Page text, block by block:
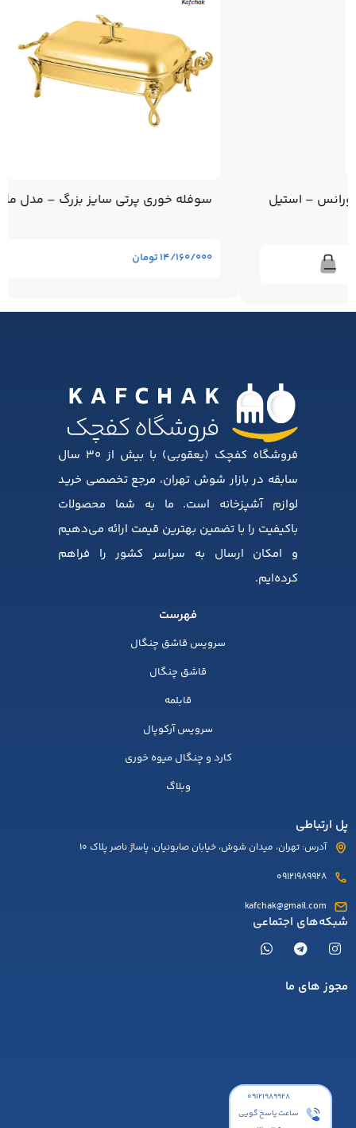
سوفله خوری پرتی سایز بزرگ – مدل ملودی – طلایی
فروشگاه کفچک (یعقوبی) با بیش از ۳۰ سال
سابقه در بازار شوش تهران، مرجع تخصصی خرید
لوازم آشپزخانه است. ما به شما محصولات
باکیفیت را با تضمین بهترین قیمت ارائه می‌دهیم
و امکان ارسال به سراسر کشور را فراهم
کرده‌ایم.
فهرست
سرویس قاشق چنگال
قاشق چنگال
قابلمه
سرویس آرکوپال
کارد و چنگال میوه خوری
وبلاگ
پل ارتباطی
آدرس: تهران، میدان شوش، خیابان صابونیان، پاساژ ناصر پلاک 10
09121989928
kafchak@gmail.com
شبکه‌های اجتماعی
مجوز های ما
۰۹۱۲۱۹۸۹۹۲۸
ساعت پاسخ گویی